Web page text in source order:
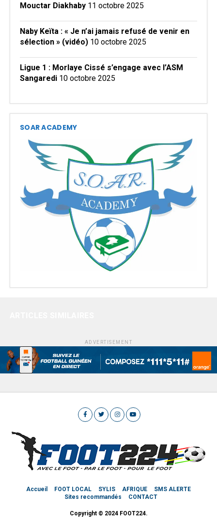
Mouctar Diakhaby 11 octobre 2025
Naby Keïta : « Je n’ai jamais refusé de venir en
sélection » (vidéo) 10 octobre 2025
Ligue 1 : Morlaye Cissé s’engage avec l’ASM
Sangaredi 10 octobre 2025
SOAR ACADEMY
ADVERTISEMENT
Accueil FOOT LOCAL SYLIS AFRIQUE
SMS ALERTE
Sites recommandés
CONTACT
Copyright © 2024 FOOT224.